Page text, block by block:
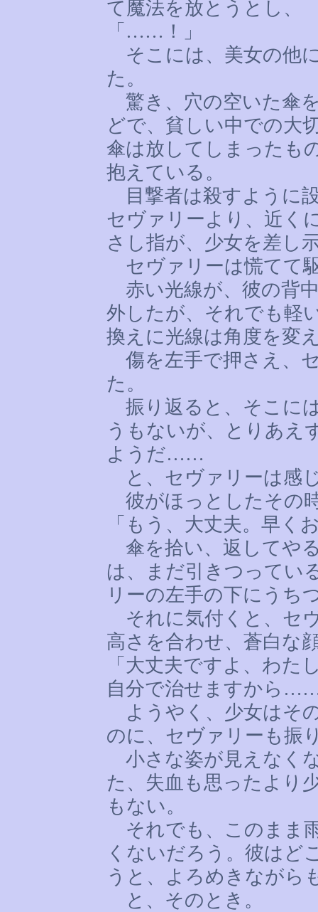
て魔法を放とうとし、
「 …… ！」
そこには、美女の他
た。
驚き、穴の空いた傘
どで、貧しい中での大
傘は放してしまったも
抱えている。
目撃者は殺すように
セヴァリーより、近く
さし指が、少女を差し
セヴァリーは慌てて
赤い光線が、彼の背
外したが、それでも軽
換えに光線は角度を変
傷を左手で押さえ、
た。
振り返ると、そこに
うもないが、とりあえ
ようだ……
と、セヴァリーは感
彼がほっとしたその
「もう、大丈夫。早く
傘を拾い、返してや
は、まだ引きつってい
リーの左手の下にうち
それに気付くと、セ
高さを合わせ、蒼白な
「大丈夫ですよ、わた
自分で治せますから
ようやく、少女はそ
のに、セヴァリーも振
小さな姿が見えなく
た、失血も思ったより
もない。
それでも、このまま
くないだろう。彼はど
うと、よろめきながら
と、そのとき。